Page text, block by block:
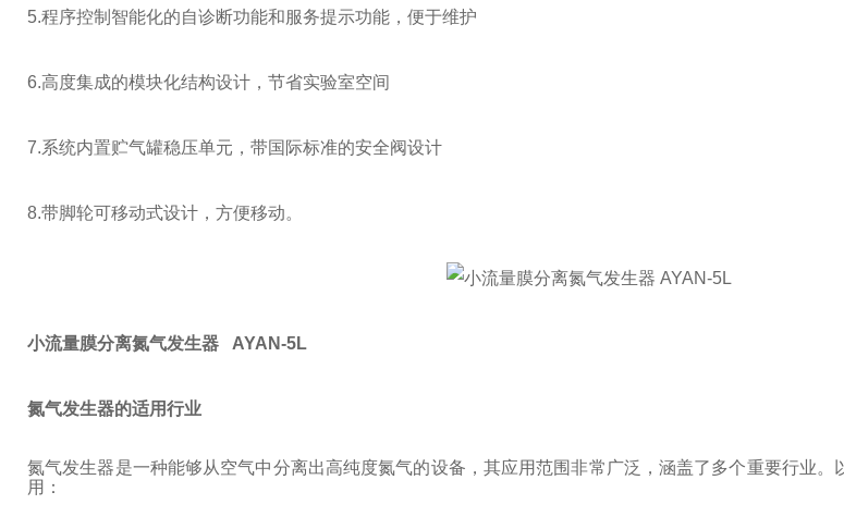
5.程序控制智能化的自诊断功能和服务提示功能，便于维护
6.高度集成的模块化结构设计，节省实验室空间
7.系统内置贮气罐稳压单元，带国际标准的安全阀设计
8.带脚轮可移动式设计，方便移动。
小流量膜分离氮气发生器 AYAN-5L
氮气发生器的适用行业
氮气发生器是一种能够从空气中分离出高纯度氮气的设备，其应用范围非常广泛，涵盖了多个重要行业。
用：